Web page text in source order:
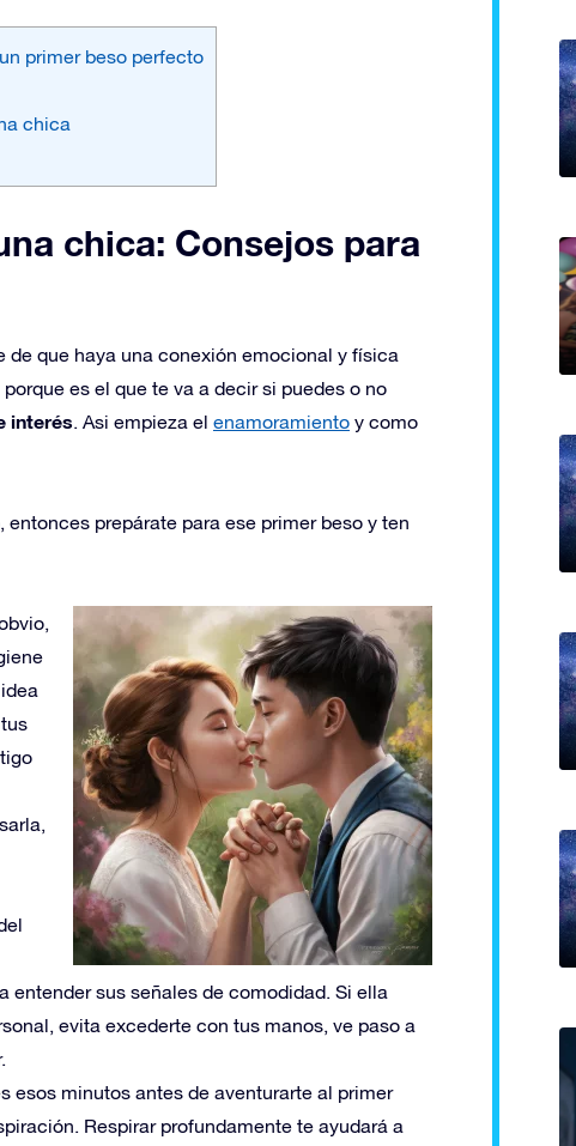
primer beso perfecto
chica
chica: Consejos para
de que haya una conexión emocional y física
es el que te va a decir si puedes o no
interés. Asi empieza el enamoramiento y como
prepárate para ese primer beso y ten
entender sus señales de comodidad. Si ella
evita excederte con tus manos, ve paso a
esos minutos antes de aventurarte al primer
Respirar profundamente te ayudará a